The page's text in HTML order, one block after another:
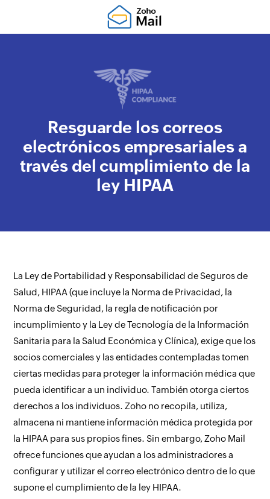
Resguarde los correos
electrónicos empresariales a
través del cumplimiento de la
ley HIPAA
La Ley de Portabilidad y Responsabilidad de Seguros de
Salud, HIPAA (que incluye la Norma de Privacidad, la
Norma de Seguridad, la regla de notificación por
incumplimiento y la Ley de Tecnología de la Información
Sanitaria para la Salud Económica y Clínica), exige que los
socios comerciales y las entidades contempladas tomen
ciertas medidas para proteger la información médica que
pueda identificar a un individuo. También otorga ciertos
derechos a los individuos. Zoho no recopila, utiliza,
almacena ni mantiene información médica protegida por
la HIPAA para sus propios fines. Sin embargo, Zoho Mail
ofrece funciones que ayudan a los administradores a
configurar y utilizar el correo electrónico dentro de lo que
supone el cumplimiento de la ley HIPAA.